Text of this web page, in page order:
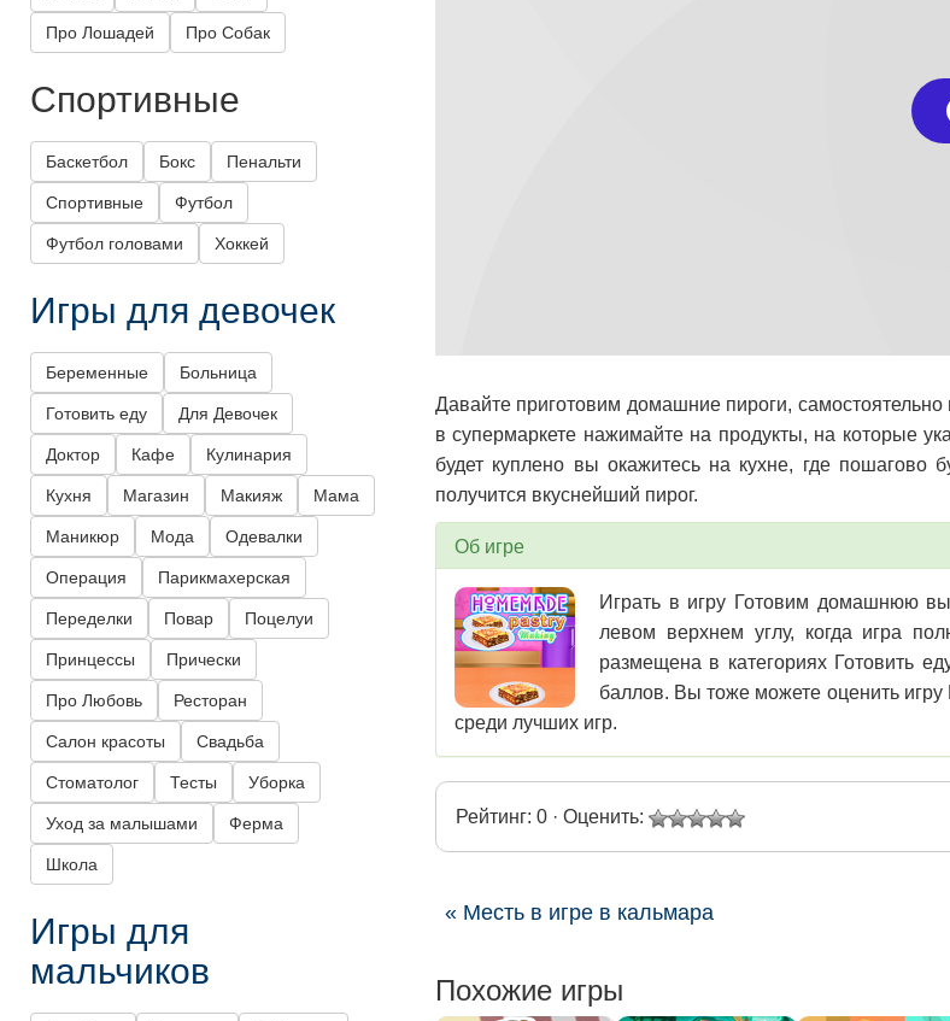
Давайте приготовим домашние пироги,
в супермаркете нажимайте на продукты, на которые
будет куплено вы окажитесь на кухне, где пошагово
получится вкуснейший пирог.
Об игре
Играть в игру Готовим домашнюю
левом верхнем углу, когда игра
размещена в категориях Готовить
баллов. Вы тоже можете оценить
среди лучших игр.
Рейтинг: 0 · Оценить:
« Месть в игре в кальмара
Похожие игры
Про Лошадей Про Собак
Спортивные
Баскетбол Бокс Пенальти
Спортивные Футбол
Футбол головами Хоккей
Игры для девочек
Беременные Больница
Готовить еду Для Девочек
Доктор Кафе Кулинария
Кухня Магазин Макияж Мама
Маникюр Мода Одевалки
Операция Парикмахерская
Переделки Повар Поцелуи
Принцессы Прически
Про Любовь Ресторан
Салон красоты Свадьба
Стоматолог Тесты Уборка
Уход за малышами Ферма
Школа
Игры для
мальчиков